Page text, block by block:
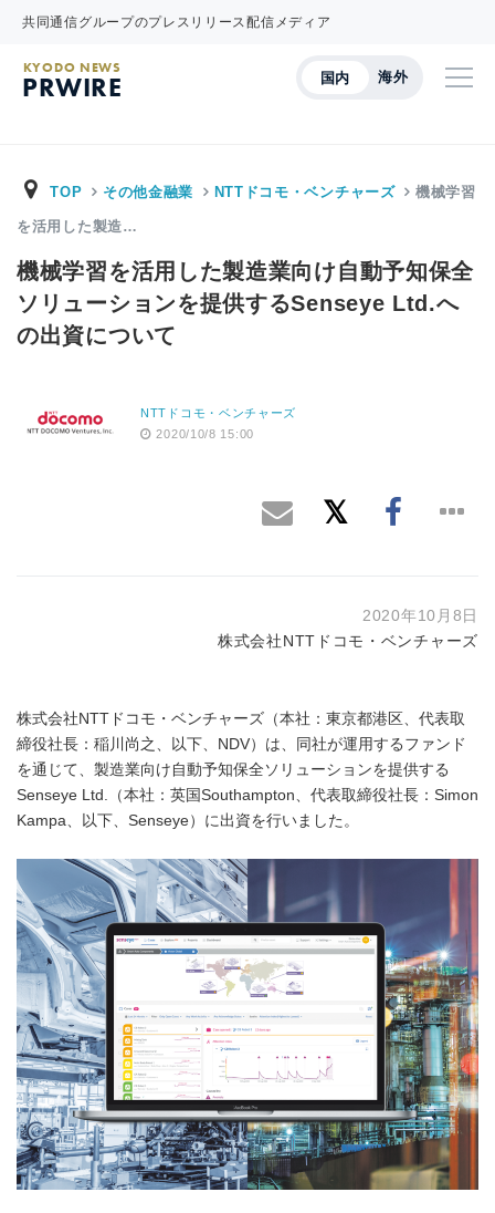
共同通信グループのプレスリリース配信メディア
国内 海外
KYODO NEWS
PRWIRE
TOP その他金融業 NTTドコモ・ベンチャーズ 機械学習
を活用した製造…
機械学習を活用した製造業向け自動予知保全
ソリューションを提供するSenseye Ltd.へ
の出資について
NTTドコモ・ベンチャーズ
2020/10/8 15:00
2020年10月8日
株式会社NTTドコモ・ベンチャーズ
株式会社NTTドコモ・ベンチャーズ（本社：東京都港区、代表取
締役社長：稲川尚之、以下、NDV）は、同社が運用するファンド
を通じて、製造業向け自動予知保全ソリューションを提供する
Senseye Ltd.（本社：英国Southampton、代表取締役社長：Simon
Kampa、以下、Senseye）に出資を行いました。